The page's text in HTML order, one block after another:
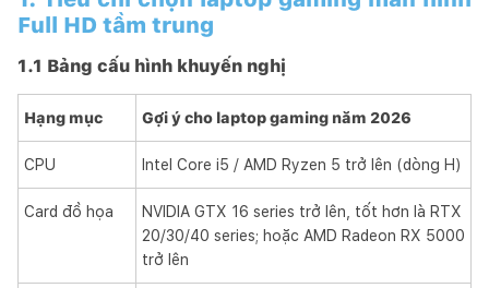
Full HD tầm trung
1.1 Bảng cấu hình khuyến nghị
Hạng mục Gợi ý cho laptop gaming năm 2026
CPU Intel Core i5 / AMD Ryzen 5 trở lên (dòng H)
Card đồ họa
NVIDIA GTX 16 series trở lên, tốt hơn là RTX
20/30/40 series; hoặc AMD Radeon RX 5000
trở lên